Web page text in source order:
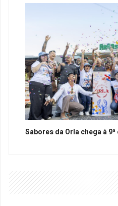
Sabores da Orla chega à